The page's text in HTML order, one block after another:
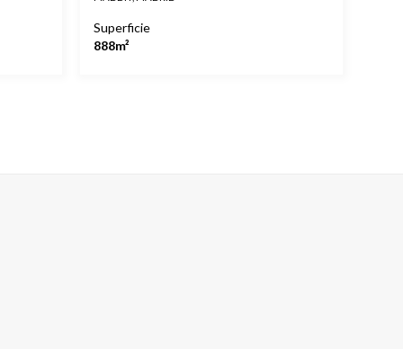
Superficie
888m²